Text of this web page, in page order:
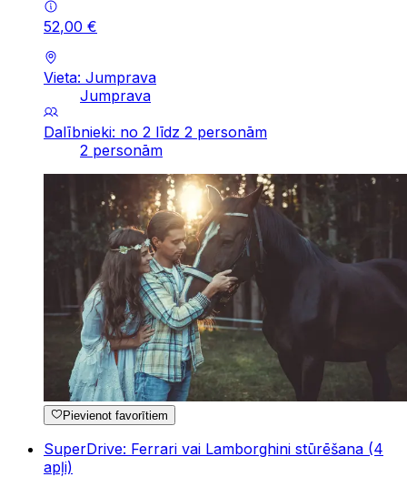
52,00 €
Vieta: Jumprava
Jumprava
Dalībnieki: no 2 līdz 2 personām
2 personām
Pievienot favorītiem
SuperDrive: Ferrari vai Lamborghini stūrēšana (4
apļi)